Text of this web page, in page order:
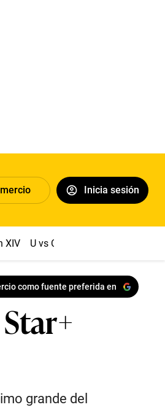
Inicia sesión
XIV U vs Cristal
como fuente preferida en
grande del